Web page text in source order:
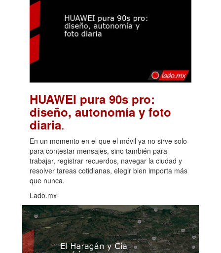
HUAWEI pura 90s pro:
diseño, autonomía y foto
diaria.
En un momento en el que el móvil ya no sirve solo
para contestar mensajes, sino también para
trabajar, registrar recuerdos, navegar la ciudad y
resolver tareas cotidianas, elegir bien importa más
que nunca.
Lado.mx